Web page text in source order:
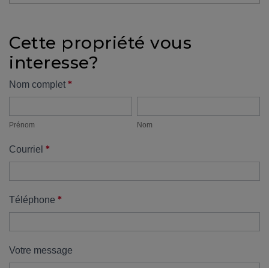
protégé!
outils
pour
financement
propriétaire
UNE
DÉCISION
!
de
démarrage
:
Cette propriété vous
interesse?
Formulaire
Nom complet *
Prénom Nom
Courriel *
Téléphone *
Votre message